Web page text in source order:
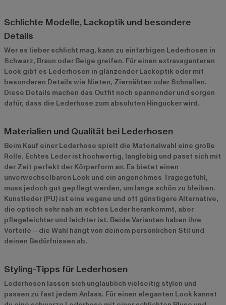
Schlichte Modelle, Lackoptik und besondere
Details
Wer es lieber schlicht mag, kann zu einfarbigen Lederhosen in
Schwarz, Braun oder Beige greifen. Für einen extravaganteren
Look gibt es Lederhosen in glänzender Lackoptik oder mit
besonderen Details wie Nieten, Ziernähten oder Schnallen.
Diese Details machen das Outfit noch spannender und sorgen
dafür, dass die Lederhose zum absoluten Hingucker wird.
Materialien und Qualität bei Lederhosen
Beim Kauf einer Lederhose spielt die Materialwahl eine große
Rolle. Echtes Leder ist hochwertig, langlebig und passt sich mit
der Zeit perfekt der Körperform an. Es bietet einen
unverwechselbaren Look und ein angenehmes Tragegefühl,
muss jedoch gut gepflegt werden, um lange schön zu bleiben.
Kunstleder (PU) ist eine vegane und oft günstigere Alternative,
die optisch sehr nah an echtes Leder herankommt, aber
pflegeleichter und leichter ist. Beide Varianten haben ihre
Vorteile – die Wahl hängt von deinem persönlichen Stil und
deinen Bedürfnissen ab.
Styling-Tipps für Lederhosen
Lederhosen lassen sich unglaublich vielseitig stylen und
passen zu fast jedem Anlass. Für einen eleganten Look kannst